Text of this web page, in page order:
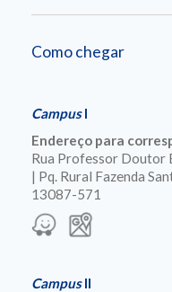
Como chegar
CampusI
Endereço para
Rua Professor Doutor
| Pq. Rural Fazenda
13087-571
CampusII